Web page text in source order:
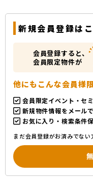
新規会員登録は
会員登録すると、
会員限定物件が
他にもこんな会員様
会員限定イベント・セ
新規物件情報をメール
お気に入り・検索条件
まだ会員登録がお済みでない